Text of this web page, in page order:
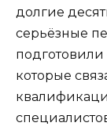
долгие
серьёзные
которые